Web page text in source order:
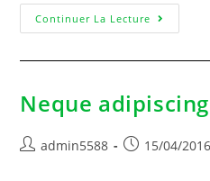
Continuer La Lecture
Neque
admin5588 15/04/2016